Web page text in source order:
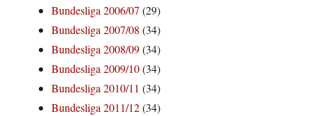
Bundesliga 2006/07 (29)
Bundesliga 2007/08 (34)
Bundesliga 2008/09(34)
Bundesliga 2009/10(34)
Bundesliga 2010/11 (34)
Bundesliga 2011/12(34)